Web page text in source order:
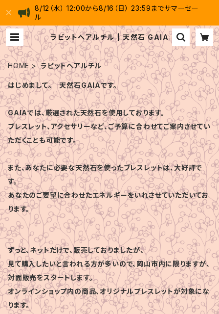
8/12（水） 12:00から8/16（日） 23:59までサマーセー
ル
ラビットヘアルチル | 天然石 GAIA
HOME ラビットヘアルチル
はじめまして。 天然石GAIAです。
GAIAでは、厳選された天然石を使用しております。
ブレスレット、アクセサリーなど、ご予算に合わせてご案内させてい
ただくことも可能です。
また、あなたに必要な天然石を使ったブレスレットは、大好評で
す。
あなたのご要望に合わせたエネルギーをいれさせていただいてお
ります。
ずっと、ネットだけで、販売しておりましたが、
見て購入したいと言われる方が多いので、岡山市内に限りますが、
対面販売をスタートします。
オンラインショップ内の商品、オリジナルブレスレットが対象にな
ります。